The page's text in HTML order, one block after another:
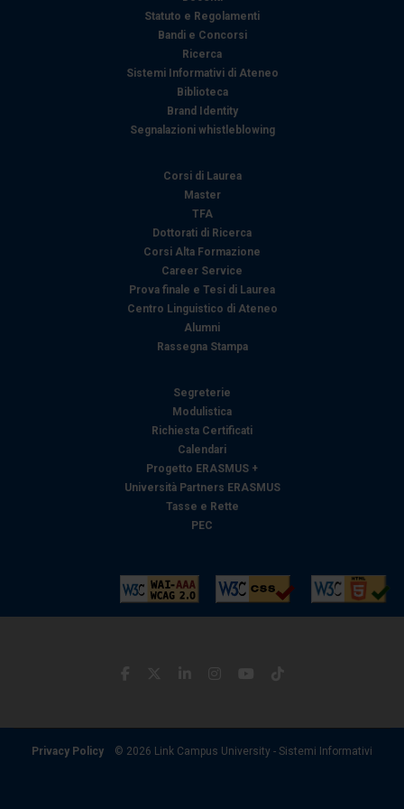
dalla Dichiarazione sui cookie.
annunci, per fornire funzionalità dei social media e per
analizzare il nostro traffico. Condividiamo inoltre
informazioni sul modo in cui utilizza il nostro sito con i
pubblicità e social media, i quali potrebbero combinarle
con altre informazioni che ha fornito loro o che hanno
raccolto dal suo utilizzo dei loro servizi.
Statuto e Regolamenti
Bandi e Concorsi
Ricerca
Sistemi Informativi di Ateneo
Biblioteca
Brand Identity
Segnalazioni whistleblowing
Corsi di Laurea
Master
TFA
Dottorati di Ricerca
Corsi Alta Formazione
Career Service
Prova finale e Tesi di Laurea
Centro Linguistico di Ateneo
Alumni
Rassegna Stampa
Segreterie
Modulistica
Richiesta Certificati
Calendari
Progetto ERASMUS +
Università Partners ERASMUS
Tasse e Rette
PEC
Privacy Policy © 2026 Link Campus University - Sistemi Informativi